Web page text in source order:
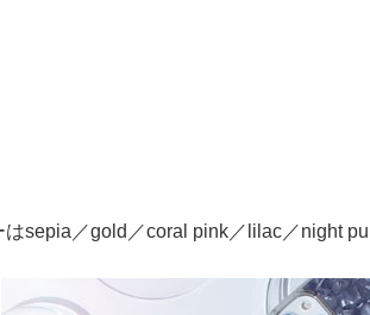
sepia／gold／coral pink／lilac／night